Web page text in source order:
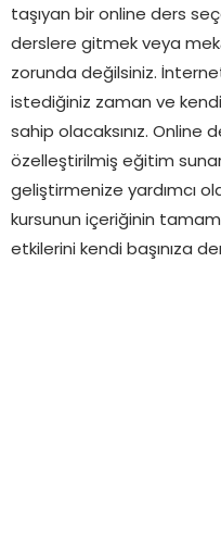
taşıyan bir online ders
derslere gitmek veya
zorunda değilsiniz.
istediğiniz zaman ve kendi
sahip olacaksınız. Online
özelleştirilmiş eğitim
geliştirmenize yardımcı
kursunun içeriğinin
etkilerini kendi başınıza